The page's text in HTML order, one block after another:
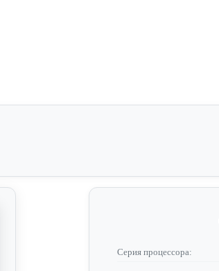
Серия процессора: